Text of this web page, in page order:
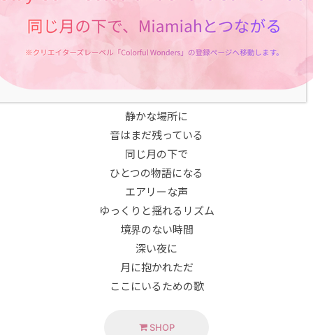
without borders
in the deep of night
just a song to be here
静かな場所に
音はまだ残っている
同じ月の下で
ひとつの物語になる
エアリーな声
ゆっくりと揺れるリズム
境界のない時間
深い夜に
月に抱かれただ
ここにいるための歌
SHOP